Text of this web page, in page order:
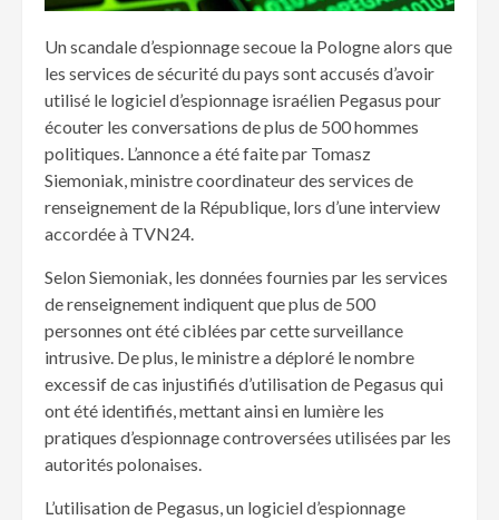
Un scandale d’espionnage secoue la Pologne alors que
les services de sécurité du pays sont accusés d’avoir
utilisé le logiciel d’espionnage israélien Pegasus pour
écouter les conversations de plus de 500 hommes
politiques. L’annonce a été faite par Tomasz
Siemoniak, ministre coordinateur des services de
renseignement de la République, lors d’une interview
accordée à TVN24.
Selon Siemoniak, les données fournies par les services
de renseignement indiquent que plus de 500
personnes ont été ciblées par cette surveillance
intrusive. De plus, le ministre a déploré le nombre
excessif de cas injustifiés d’utilisation de Pegasus qui
ont été identifiés, mettant ainsi en lumière les
pratiques d’espionnage controversées utilisées par les
autorités polonaises.
L’utilisation de Pegasus, un logiciel d’espionnage